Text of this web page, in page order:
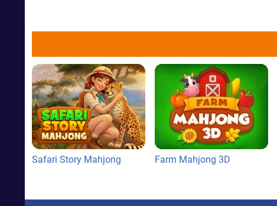
Safari Story Mahjong Farm Mahjong 3D